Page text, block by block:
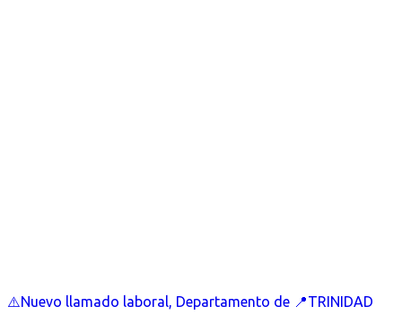
⚠️Nuevo llamado laboral, Departamento de 📍TRINIDAD